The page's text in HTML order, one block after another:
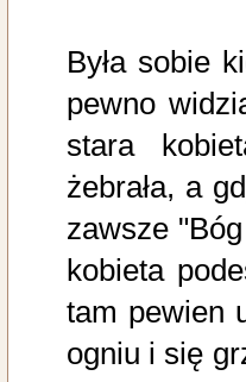
Była sobie
pewno
stara
żebrała, a
zawsze
kobieta
tam pewien
ogniu i się